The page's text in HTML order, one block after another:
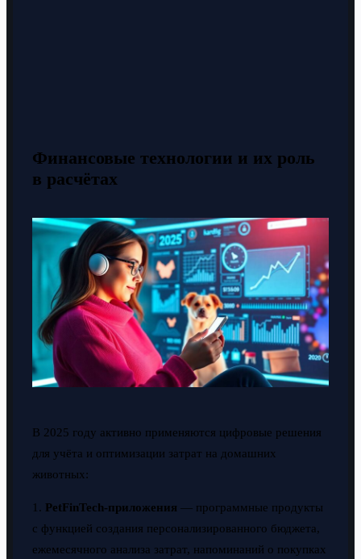
Финансовые технологии и их роль
в расчётах
В 2025 году активно применяются цифровые решения
для учёта и оптимизации затрат на домашних
животных:
1. PetFinTech-приложения — программные продукты
с функцией создания персонализированного бюджета,
ежемесячного анализа затрат, напоминаний о покупках